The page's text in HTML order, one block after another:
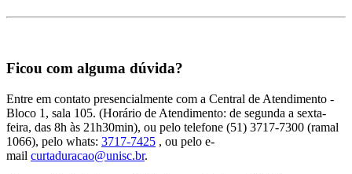
Ficou com alguma dúvida?
Entre em contato presencialmente com a Central de Atendimento -
Bloco 1, sala 105. (Horário de Atendimento: de segunda a sexta-
feira, das 8h às 21h30min), ou pelo telefone (51) 3717-7300 (ramal
1066), pelo whats: 3717-7425 , ou pelo e-
mail curtaduracao@unisc.br.